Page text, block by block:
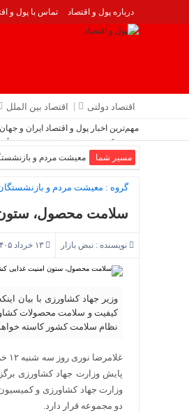
درباره پول و اقتصاد تماس با پول و
اقتصاد دولتی اقتصاد بین الملل
مهم‌ترین اخبار پول و اقتصاد ایران و جهان
رایزنی گروسی و اتحادیه اروپا درباره
درآمد نفتی در ایران به باد می رود
تصمیم جنجالی آمریکا درباره خروج
برنامه تدوین نقشه راه تجارت گوهرسنگ‌ها
مسیر شما معیشت مردم و
گروه : معیشت مردم و
سلامت محصول،
نویسنده : نبض بازار
وزیر جهاد کشاورزی با بیان
کیفیت و سلامت محصولات
نظام سلامت کشور کاسته
پایش وزارت جهاد کشاورزی
وزارت جهاد کشاورزی و
دو مجموعه قرار دارد.